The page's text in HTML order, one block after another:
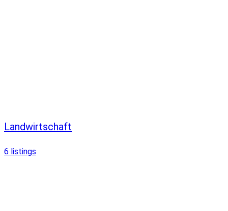
Landwirtschaft
6 listings